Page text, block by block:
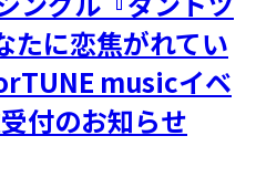
たに恋焦がれてい
musicイベ
付のお知らせ